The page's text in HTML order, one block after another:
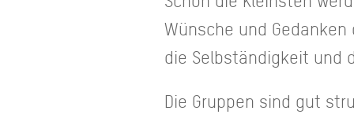
Wünsche und
die Selbständigkeit und
Die Gruppen sind gut